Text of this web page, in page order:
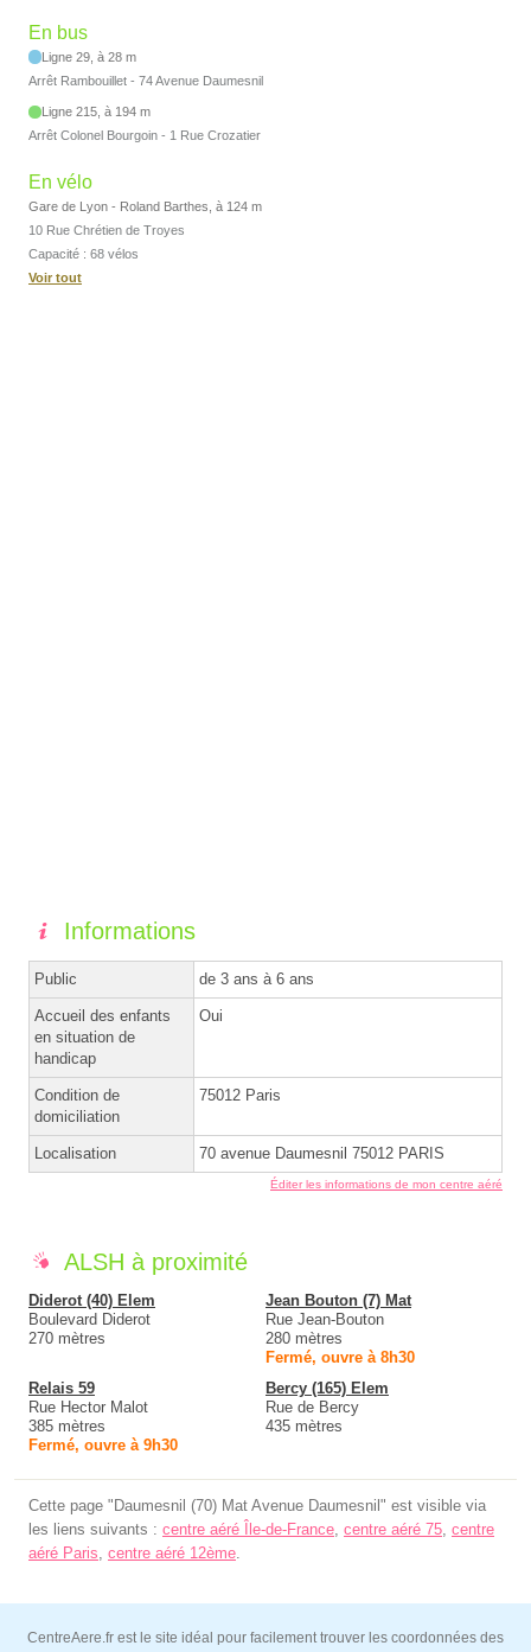
En bus
Ligne 29, à 28 m
Arrêt Rambouillet - 74 Avenue Daumesnil
Ligne 215, à 194 m
Arrêt Colonel Bourgoin - 1 Rue Crozatier
En vélo
Gare de Lyon - Roland Barthes, à 124 m
10 Rue Chrétien de Troyes
Capacité : 68 vélos
Voir tout
Informations
Public de 3 ans à 6 ans
Accueil des enfants
en situation de
handicap
Oui
Condition de
domiciliation
75012 Paris
Localisation 70 avenue Daumesnil 75012 PARIS
Éditer les informations de mon centre aéré
ALSH à proximité
Diderot (40) Elem
Boulevard Diderot
270 mètres
Jean Bouton (7) Mat
Rue Jean-Bouton
280 mètres
Fermé, ouvre à 8h30
Relais 59
Rue Hector Malot
385 mètres
Fermé, ouvre à 9h30
Bercy (165) Elem
Rue de Bercy
435 mètres
Cette page "Daumesnil (70) Mat Avenue Daumesnil" est visible via
les liens suivants : centre aéré Île-de-France centre aéré 75 centre
aéré Paris centre aéré 12ème
CentreAere.fr est le site idéal pour facilement trouver les coordonnées des